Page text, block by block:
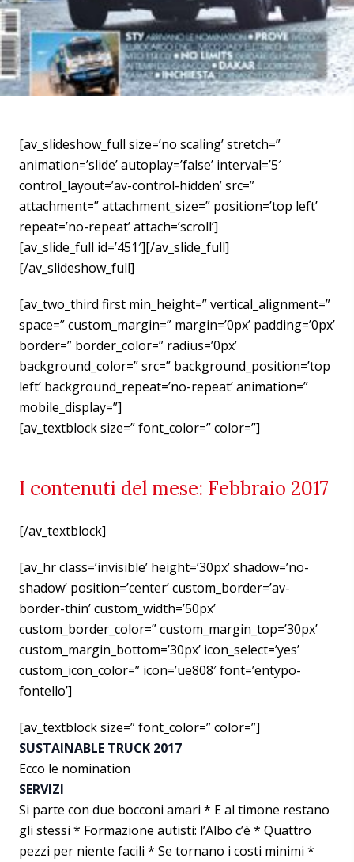
[av_slideshow_full size=’no scaling’ stretch=”
animation=’slide’ autoplay=’false’ interval=’5′
control_layout=’av-control-hidden’ src=”
attachment=” attachment_size=” position=’top left’
repeat=’no-repeat’ attach=’scroll’]
[av_slide_full id=’451′][/av_slide_full]
[/av_slideshow_full]
[av_two_third first min_height=” vertical_alignment=”
space=” custom_margin=” margin=’0px’ padding=’0px’
border=” border_color=” radius=’0px’
background_color=” src=” background_position=’top
left’ background_repeat=’no-repeat’ animation=”
mobile_display=”]
[av_textblock size=” font_color=” color=”]
I contenuti del mese: Febbraio 2017
[/av_textblock]
[av_hr class=’invisible’ height=’30px’ shadow=’no-
shadow’ position=’center’ custom_border=’av-
border-thin’ custom_width=’50px’
custom_border_color=” custom_margin_top=’30px’
custom_margin_bottom=’30px’ icon_select=’yes’
custom_icon_color=” icon=’ue808′ font=’entypo-
fontello’]
[av_textblock size=” font_color=” color=”]
SUSTAINABLE TRUCK 2017
Ecco le nomination
SERVIZI
Si parte con due bocconi amari * E al timone restano
gli stessi * Formazione autisti: l’Albo c’è * Quattro
pezzi per niente facili * Se tornano i costi minimi *